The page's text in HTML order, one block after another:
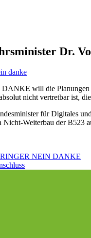
Dr.
danke
will die Planungen
nicht vertretbar ist,
für Digitales
Weiterbau der B523
NEIN DANKE